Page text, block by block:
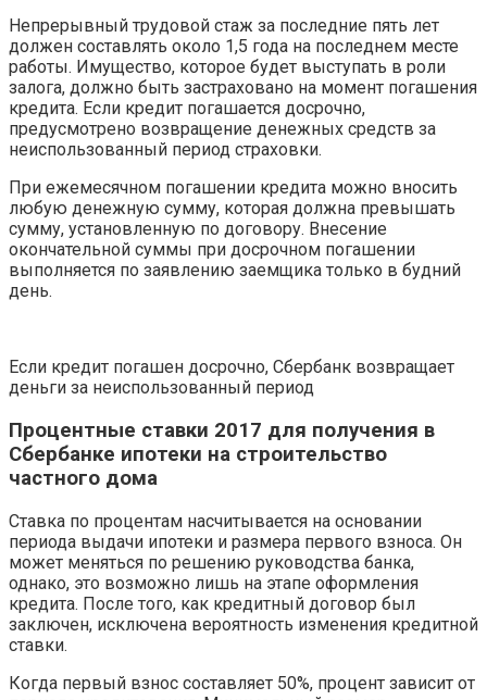
Непрерывный трудовой стаж за последние пять лет
должен составлять около 1,5 года на последнем месте
работы. Имущество, которое будет выступать в роли
залога, должно быть застраховано на момент погашения
кредита. Если кредит погашается досрочно,
предусмотрено возвращение денежных средств за
неиспользованный период страховки.
При ежемесячном погашении кредита можно вносить
любую денежную сумму, которая должна превышать
сумму, установленную по договору. Внесение
окончательной суммы при досрочном погашении
выполняется по заявлению заемщика только в будний
день.
Если кредит погашен досрочно, Сбербанк возвращает
деньги за неиспользованный период
Процентные ставки 2017 для получения в
Сбербанке ипотеки на строительство
частного дома
Ставка по процентам насчитывается на основании
периода выдачи ипотеки и размера первого взноса. Он
может меняться по решению руководства банка,
однако, это возможно лишь на этапе оформления
кредита. После того, как кредитный договор был
заключен, исключена вероятность изменения кредитной
ставки.
Когда первый взнос составляет 50%, процент зависит от